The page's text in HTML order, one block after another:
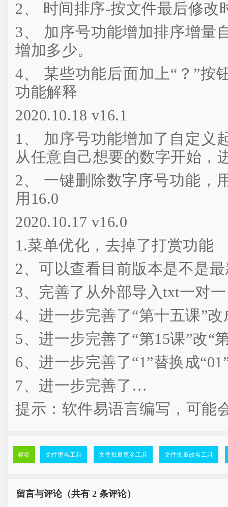
2、 时间排序-按文件最后修改
3、 加序号功能增加排序增量
增加多少。
4、 某些功能后面加上“？”按
功能解释
2020.10.18 v16.1
1、 加序号功能增加了自定义
从任意自己想要的数字开始，
2、 一键删除数字序号功能，
用16.0
2020.10.17 v16.0
1.菜单优化，去掉了打赏功能
2、可以查看目前版本是不是
3、完善了从外部导入txt一对
4、进一步完善了“第十五课”改
5、进一步完善了“第15课”改“
6、进一步完善了“1”替换成
7、进一步完善了…
提示：软件易语言编写，可能
标签 文件更名工具 文件批量更名工具 文件批量改名工具
留言与评论（共有 2 条评论）